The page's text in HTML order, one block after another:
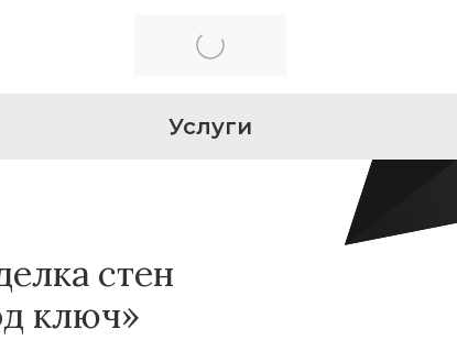
Услуги
стен
ключ»